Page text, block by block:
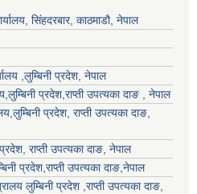
सिंहदरबार, काठमाडौ, नेपाल
,लुम्बिनी प्रदेश, नेपाल
लुम्बिनी प्रदेश,राप्ती उपत्यका दाङ , नेपाल
लुम्बिनी प्रदेश, राप्ती उपत्यका दाङ,
, राप्ती उपत्यका दाङ, नेपाल
प्रदेश,राप्ती उपत्यका दाङ,नेपाल
लुम्बिनी प्रदेश ,राप्ती उपत्यका दाङ,